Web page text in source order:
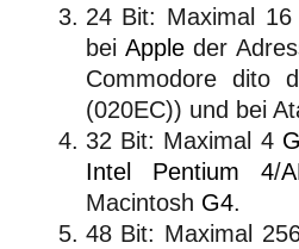
24 Bit: Maximal 16
bei Appleder
Commodore dito
(020EC)) und bei
32 Bit: Maximal 4
Intel Pentium 4/
Macintosh G4.
48 Bit: Maximal